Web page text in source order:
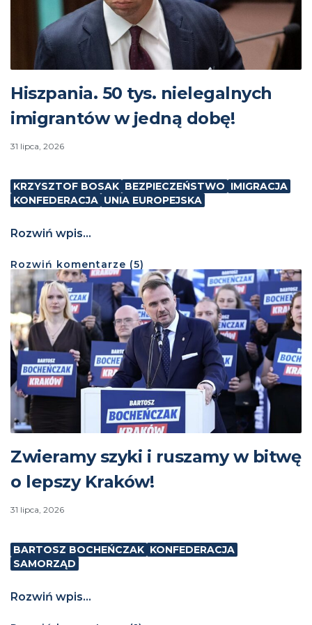
Hiszpania. 50 tys. nielegalnych
imigrantów w jedną dobę!
31 lipca, 2026
KRZYSZTOF BOSAK BEZPIECZEŃSTWO IMIGRACJA
KONFEDERACJA UNIA EUROPEJSKA
Rozwiń wpis...
Rozwiń komentarze (5)
Zwieramy szyki i ruszamy w bitwę
o lepszy Kraków!
31 lipca, 2026
BARTOSZ BOCHEŃCZAK KONFEDERACJA
SAMORZĄD
Rozwiń wpis...